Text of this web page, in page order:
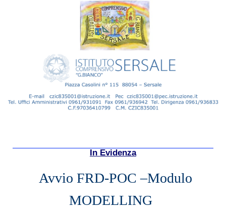
In Evidenza
Avvio FRD-POC –Modulo
MODELLING